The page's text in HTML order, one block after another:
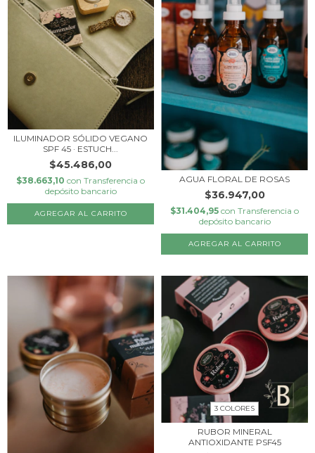
ILUMINADOR SÓLIDO VEGANO
SPF 45 · ESTUCH...
$45.486,00
$38.663,10 con Transferencia o
depósito bancario
AGUA FLORAL DE ROSAS
$36.947,00
$31.404,95 con Transferencia o
depósito bancario
3 COLORES
RUBOR MINERAL
ANTIOXIDANTE PSF45